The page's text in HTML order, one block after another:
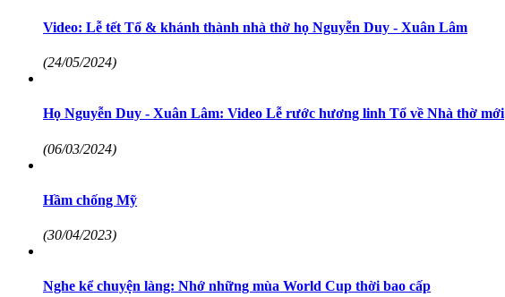
Video: Lễ tết Tổ & khánh thành nhà thờ họ Nguyễn Duy - Xuân Lâm
(24/05/2024)
Họ Nguyễn Duy - Xuân Lâm: Video Lễ rước hương linh Tổ về Nhà thờ mới
(06/03/2024)
Hầm chống Mỹ
(30/04/2023)
Nghe kể chuyện làng: Nhớ những mùa World Cup thời bao cấp